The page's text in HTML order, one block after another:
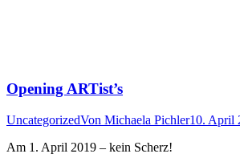
Opening ARTist’s
UncategorizedVon Michaela Pichler10. April
Am 1. April 2019 – kein Scherz!